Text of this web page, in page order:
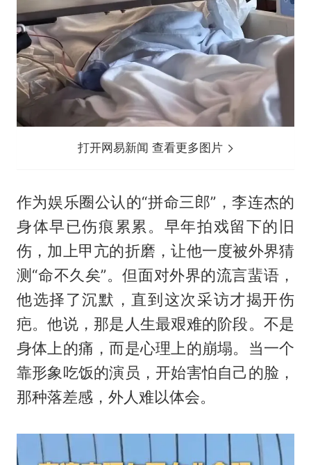
打开网易新闻 查看更多图片
作为娱乐圈公认的“拼命三郎”，李连杰的
身体早已伤痕累累。早年拍戏留下的旧
伤，加上甲亢的折磨，让他一度被外界猜
测“命不久矣”。但面对外界的流言蜚语，
他选择了沉默，直到这次采访才揭开伤
疤。他说，那是人生最艰难的阶段。不是
身体上的痛，而是心理上的崩塌。当一个
靠形象吃饭的演员，开始害怕自己的脸，
那种落差感，外人难以体会。